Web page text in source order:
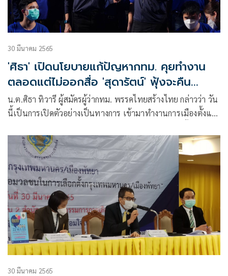
30 มีนาคม 2565
'ศิธา' เปิดนโยบายแก้ปัญหากทม. คุยทำงาน
ตลอดแต่ไม่ออกสื่อ 'สุดารัตน์' ฟุ้งจะคืน
อำนาจให้คนกรุง
น.ต.ศิธา ทิวารี ผู้สมัครผู้ว่ากทม. พรรคไทยสร้างไทย กล่าวว่า วัน
นี้เป็นการเปิดตัวอย่างเป็นทางการ เข้ามาทำงานการเมืองตั้งแต่
เป็น ส.ส. 2 สมัยในปี 44 และ 48 จนถูกตัดสิทธิทางการเมือง5 ปี
แม้เวลานั้นไม่ได้ออกสื่อ
30 มีนาคม 2565